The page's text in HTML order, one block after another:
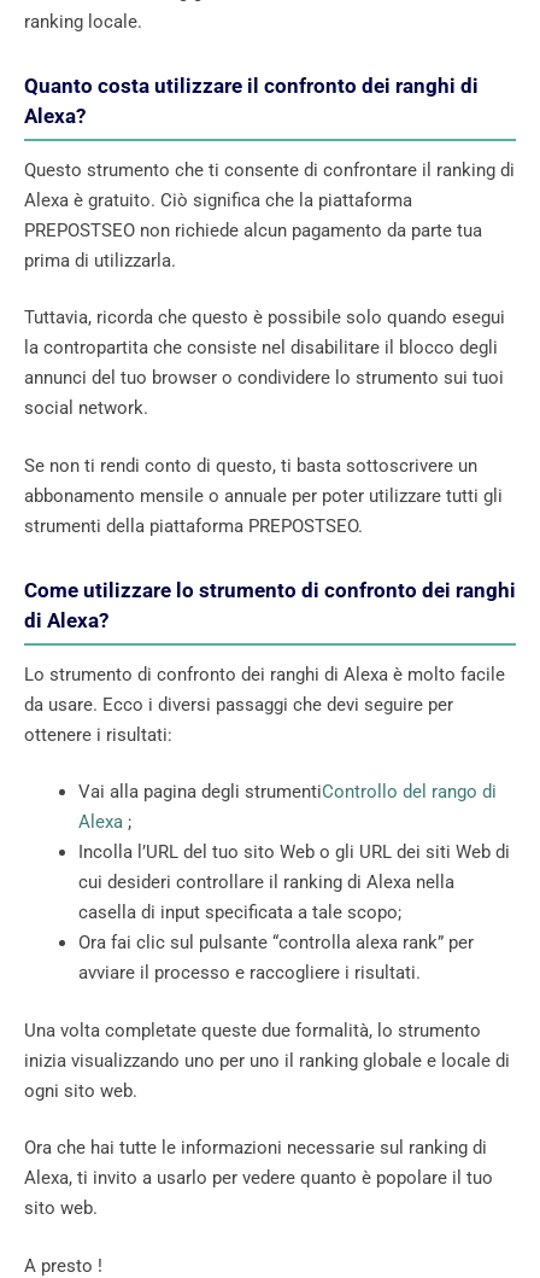
ranking locale.
Quanto costa utilizzare il confronto dei ranghi di
Alexa?
Questo strumento che ti consente di confrontare il ranking di
Alexa è gratuito. Ciò significa che la piattaforma
PREPOSTSEO non richiede alcun pagamento da parte tua
prima di utilizzarla.
Tuttavia, ricorda che questo è possibile solo quando esegui
la contropartita che consiste nel disabilitare il blocco degli
annunci del tuo browser o condividere lo strumento sui tuoi
social network.
Se non ti rendi conto di questo, ti basta sottoscrivere un
abbonamento mensile o annuale per poter utilizzare tutti gli
strumenti della piattaforma PREPOSTSEO.
Come utilizzare lo strumento di confronto dei ranghi
di Alexa?
Lo strumento di confronto dei ranghi di Alexa è molto facile
da usare. Ecco i diversi passaggi che devi seguire per
ottenere i risultati:
Vai alla pagina degli strumentiControllo del rango di
Alexa ;
Incolla l’URL del tuo sito Web o gli URL dei siti Web di
cui desideri controllare il ranking di Alexa nella
casella di input specificata a tale scopo;
Ora fai clic sul pulsante “controlla alexa rank” per
avviare il processo e raccogliere i risultati.
Una volta completate queste due formalità, lo strumento
inizia visualizzando uno per uno il ranking globale e locale di
ogni sito web.
Ora che hai tutte le informazioni necessarie sul ranking di
Alexa, ti invito a usarlo per vedere quanto è popolare il tuo
sito web.
A presto !